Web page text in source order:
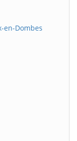
en-Dombes